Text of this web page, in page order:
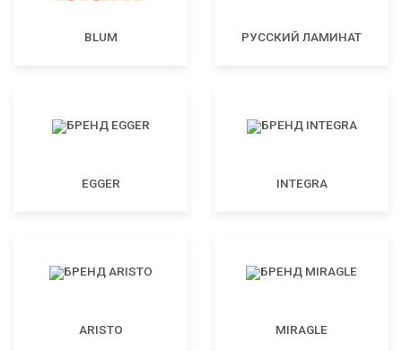
BLUM РУССКИЙ ЛАМИНАТ
EGGER INTEGRA
ARISTO MIRAGLE